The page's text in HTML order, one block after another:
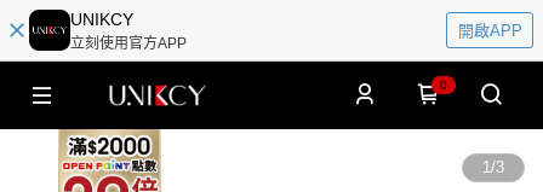
UNIKCY
立刻使用官方APP
開啟APP
0
1/3